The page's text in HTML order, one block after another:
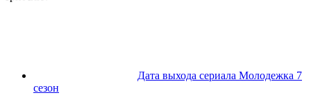
Дата выхода сериала Молодежка 7
сезон